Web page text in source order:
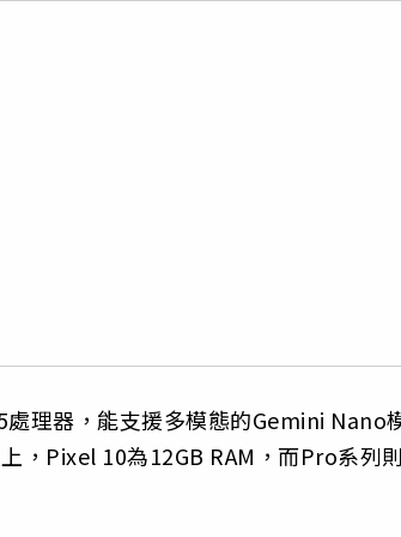
理器，能支援多模態的Gemini Nano
，Pixel 10為12GB RAM，而Pro系列